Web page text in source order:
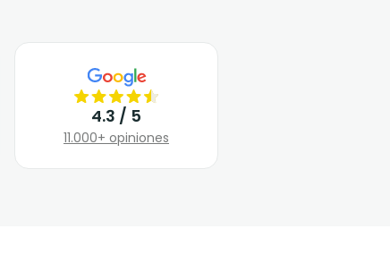
4.3 / 5
11.000+ opiniones